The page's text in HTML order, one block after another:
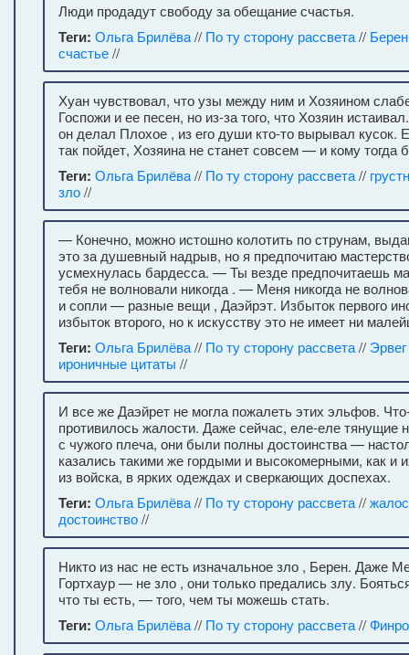
Люди продадут свободу за обещание счастья.
Теги: Ольга Брилёва// По ту сторону рассвета// Берен
счастье//
Хуан чувствовал, что узы между ним и Хозяином
Госпожи и ее песен, но из-за того, что Хозяин
он делал Плохое , из его души кто-то вырывал кусок.
так пойдет, Хозяина не станет совсем — и кому тогда
Теги: Ольга Брилёва// По ту сторону рассвета//
зло//
— Конечно, можно истошно колотить по струнам,
это за душевный надрыв, но я предпочитаю
усмехнулась бардесса. — Ты везде предпочитаешь
тебя не волновали никогда . — Меня никогда не
и сопли — разные вещи , Даэйрэт. Избыток первого
избыток второго, но к искусству это не имеет ни
Теги: Ольга Брилёва// По ту сторону рассвета// Эрвег
ироничные цитаты //
И все же Даэйрет не могла пожалеть этих эльфов.
противилось жалости. Даже сейчас, еле-еле тянущие
с чужого плеча, они были полны достоинства —
казались такими же гордыми и высокомерными, как и
из войска, в ярких одеждах и сверкающих доспехах.
Теги: Ольга Брилёва// По ту сторону рассвета//
достоинство//
Никто из нас не есть изначальное зло , Берен. Даже
Гортхаур — не зло , они только предались злу.
что ты есть, — того, чем ты можешь стать.
Теги: Ольга Брилёва// По ту сторону рассвета//